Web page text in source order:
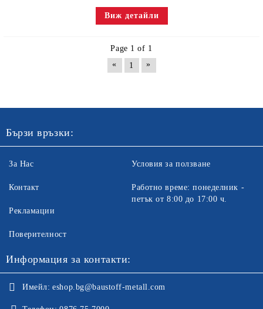
Виж детайли
Page 1 of 1
«
1 »
Бързи връзки:
За Нас
Контакт
Рекламации
Поверителност
Условия за ползване
Работно време: понеделник -
петък от 8:00 до 17:00 ч.
Информация за контакти:
Имейл: eshop.bg@baustoff-metall.com